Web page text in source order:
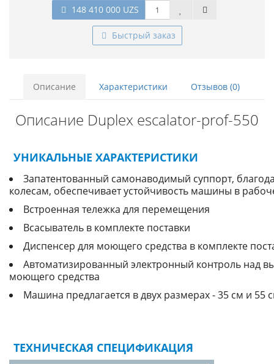
148 410 000 UZS
Быстрый заказ
Описание Характеристики Отзывов (0)
Описание Duplex escalator-prof-550
УНИКАЛЬНЫЕ ХАРАКТЕРИСТИКИ
Запатентованный самонаводимый суппорт,
колесам, обеспечивает устойчивость машины в
Встроенная тележка для перемещения
Всасыватель в комплекте поставки
Диспенсер для моющего средства в комплекте
Автоматизированный электронный контроль над
моющего средства
Машина предлагается в двух размерах - 35 см и 55
ТЕХНИЧЕСКАЯ СПЕЦИФИКАЦИЯ